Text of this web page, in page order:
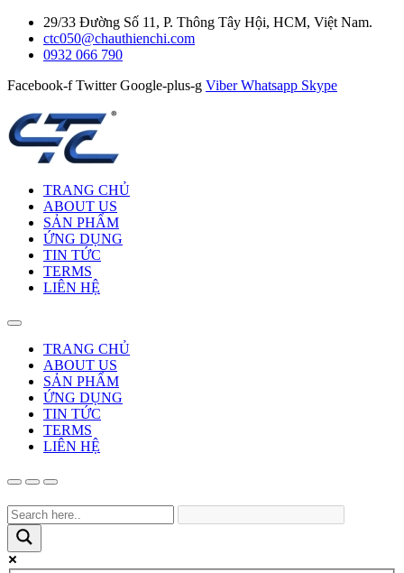
29/33 Đường Số 11, P. Thông Tây Hội, HCM, Việt Nam.
ctc050@chauthienchi.com
0932 066 790
Facebook-f Twitter Google-plus-g Viber Whatsapp Skype
TRANG CHỦ
ABOUT US
SẢN PHẨM
ỨNG DỤNG
TIN TỨC
TERMS
LIÊN HỆ
TRANG CHỦ
ABOUT US
SẢN PHẨM
ỨNG DỤNG
TIN TỨC
TERMS
LIÊN HỆ